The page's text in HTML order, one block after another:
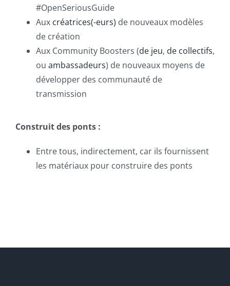
#OpenSeriousGuide
Aux créatrices(-eurs) de nouveaux modèles
de création
Aux Community Boosters (de jeu, de collectifs,
ou ambassadeurs) de nouveaux moyens de
développer des communauté de
transmission
Construit des ponts :
Entre tous, indirectement, car ils fournissent
les matériaux pour construire des ponts